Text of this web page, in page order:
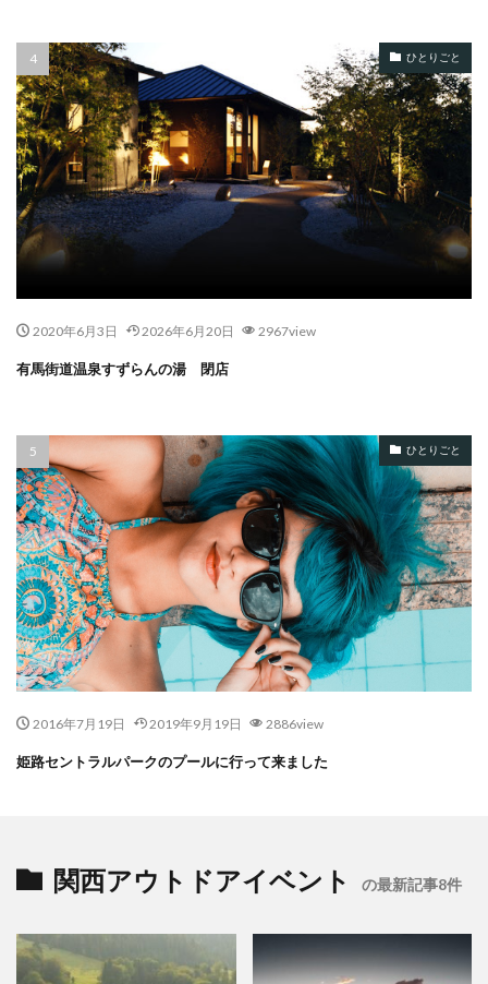
ひとりごと
2020年6月3日 2026年6月20日 2967view
有馬街道温泉すずらんの湯 閉店
ひとりごと
2016年7月19日 2019年9月19日 2886view
姫路セントラルパークのプールに行って来ました
関西アウトドアイベント の最新記事8件